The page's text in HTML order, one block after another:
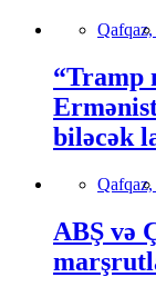
Qafqaz,
“Tramp
biləcək
Qafqaz,
ABŞ və